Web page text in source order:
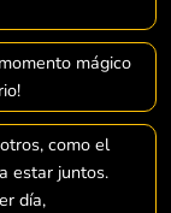
mágico
como el
estar juntos.
día,